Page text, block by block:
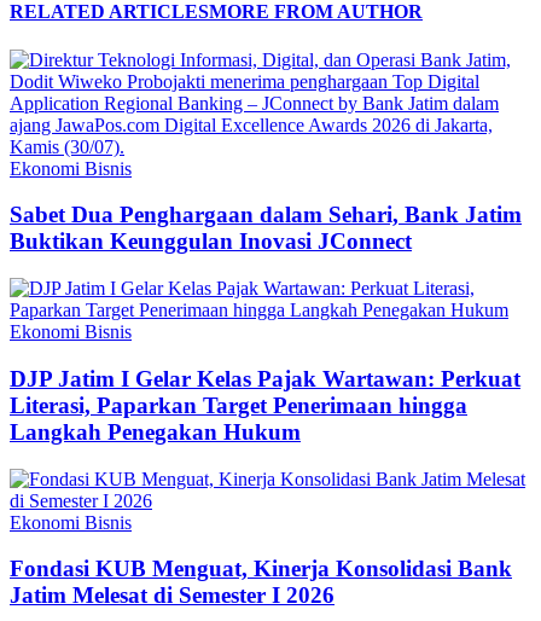
RELATED ARTICLESMORE FROM AUTHOR
Ekonomi Bisnis
Sabet Dua Penghargaan dalam Sehari, Bank Jatim
Buktikan Keunggulan Inovasi JConnect
Ekonomi Bisnis
DJP Jatim I Gelar Kelas Pajak Wartawan: Perkuat
Literasi, Paparkan Target Penerimaan hingga
Langkah Penegakan Hukum
Ekonomi Bisnis
Fondasi KUB Menguat, Kinerja Konsolidasi Bank
Jatim Melesat di Semester I 2026